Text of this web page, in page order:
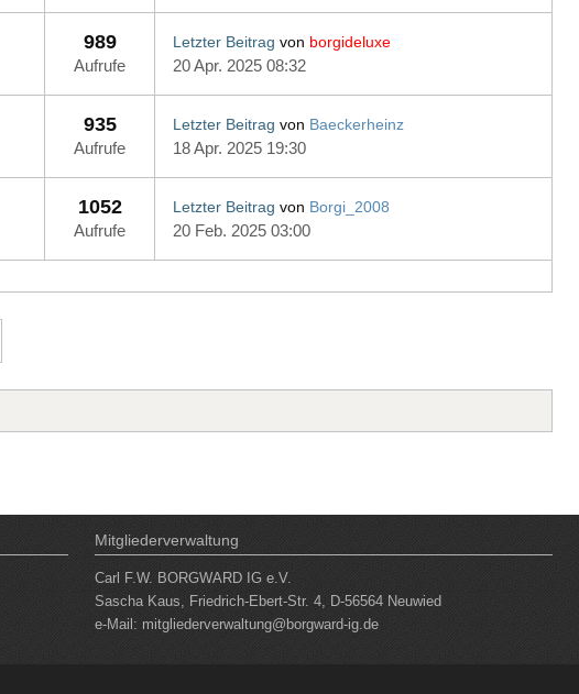
989
Aufrufe
Letzter Beitrag von borgideluxe
20 Apr. 2025 08:32
935
Aufrufe
Letzter Beitrag von Baeckerheinz
18 Apr. 2025 19:30
1052
Aufrufe
Letzter Beitrag von Borgi_2008
20 Feb. 2025 03:00
Mitgliederverwaltung
Carl F.W. BORGWARD IG e.V.
Sascha Kaus, Friedrich-Ebert-Str. 4, D-56564 Neuwied
e-Mail: mitgliederverwaltung@borgward-ig.de